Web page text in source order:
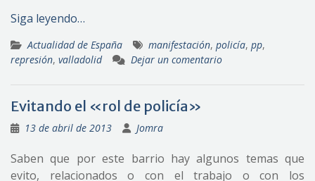
Siga leyendo…
Actualidad de España manifestación, policía, pp,
represión, valladolid Dejar un comentario
Evitando el «rol de policía»
13 de abril de 2013 Jomra
Saben que por este barrio hay algunos temas que
evito, relacionados o con el trabajo o con los